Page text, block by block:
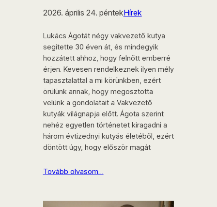
2026. április 24. péntekHírek
Lukács Ágotát négy vakvezető kutya
segítette 30 éven át, és mindegyik
hozzátett ahhoz, hogy felnőtt emberré
érjen. Kevesen rendelkeznek ilyen mély
tapasztalattal a mi körünkben, ezért
örülünk annak, hogy megosztotta
velünk a gondolatait a Vakvezető
kutyák világnapja előtt. Ágota szerint
nehéz egyetlen történetet kiragadni a
három évtizednyi kutyás életéből, ezért
döntött úgy, hogy először magát
Tovább olvasom…